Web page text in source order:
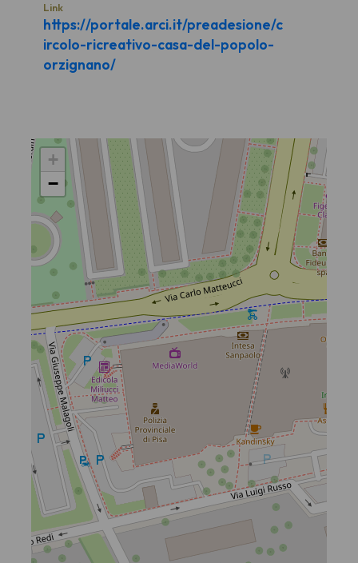
Link
https://portale.arci.it/preadesione/c
ircolo-ricreativo-casa-del-popolo-
orzignano/
+
−